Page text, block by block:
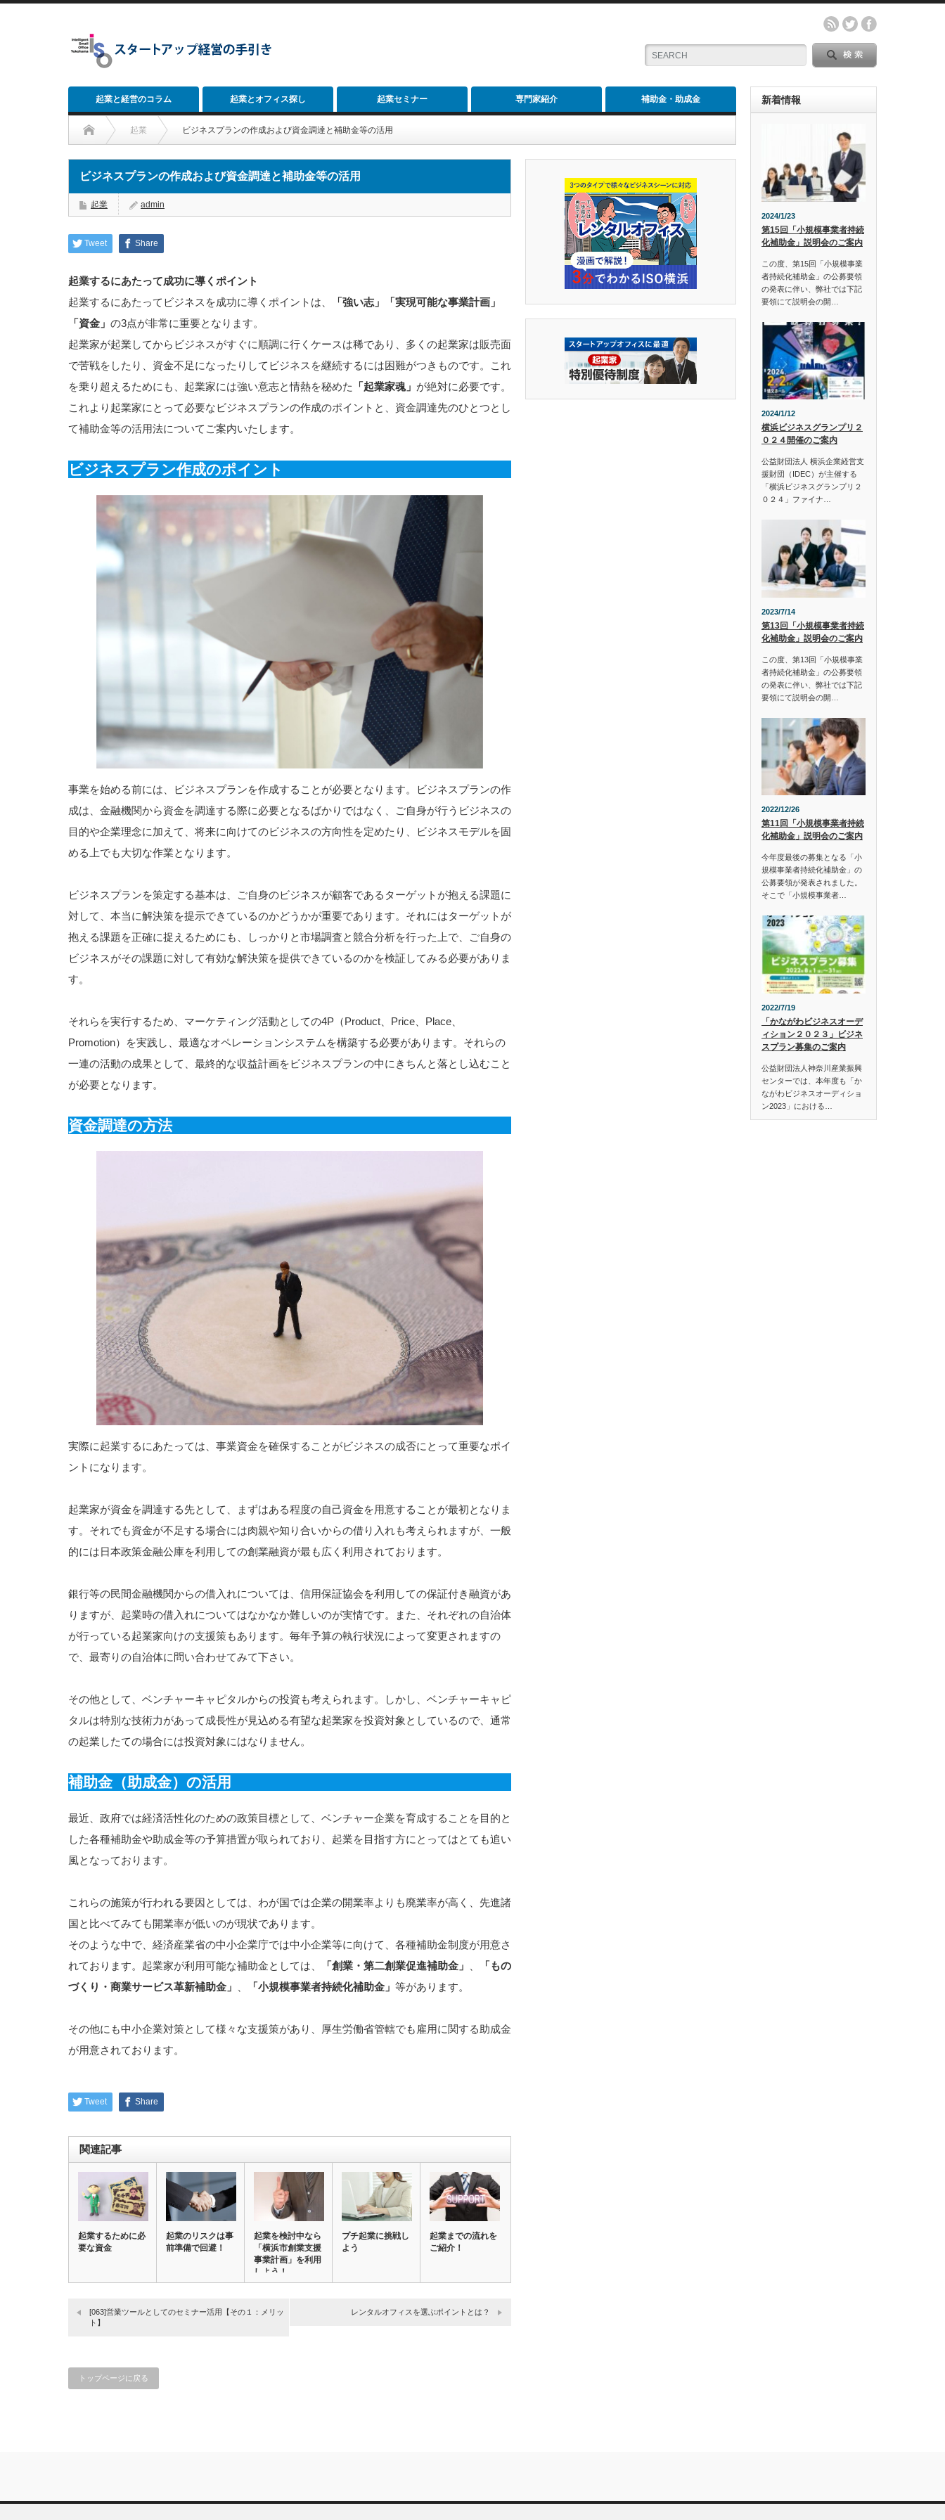
起業と経営のコラム 起業とオフィス探し 起業セミナー 専門家紹介 補助金・助成金
起業 ビジネスプランの作成および資金調達と補助金等の活用
ビジネスプランの作成および資金調達と補助金等の活用
起業 admin
Tweet Share
起業するにあたって成功に導くポイント
起業するにあたってビジネスを成功に導くポイントは、
「強い志」「実現可能な事業計画」
「資金」 の3点が非常に重要となります。
起業家が起業してからビジネスがすぐに順調に行くケースは稀であり、多くの起業家は販売面
で苦戦をしたり、資金不足になったりしてビジネスを継続するには困難がつきものです。これ
を乗り超えるためにも、起業家には強い意志と情熱を秘めた
「起業家魂」 が絶対に必要です。
これより起業家にとって必要なビジネスプランの作成のポイントと、資金調達先のひとつとし
て補助金等の活用法についてご案内いたします。
ビジネスプラン作成のポイント
事業を始める前には、ビジネスプランを作成することが必要となります。ビジネスプランの作
成は、金融機関から資金を調達する際に必要となるばかりではなく、ご自身が行うビジネスの
目的や企業理念に加えて、将来に向けてのビジネスの方向性を定めたり、ビジネスモデルを固
める上でも大切な作業となります。
ビジネスプランを策定する基本は、ご自身のビジネスが顧客であるターゲットが抱える課題に
対して、本当に解決策を提示できているのかどうかが重要であります。それにはターゲットが
抱える課題を正確に捉えるためにも、しっかりと市場調査と競合分析を行った上で、ご自身の
ビジネスがその課題に対して有効な解決策を提供できているのかを検証してみる必要がありま
す。
それらを実行するため、マーケティング活動としての4P（Product、Price、Place、
Promotion）を実践し、最適なオペレーションシステムを構築する必要があります。それらの
一連の活動の成果として、最終的な収益計画をビジネスプランの中にきちんと落とし込むこと
が必要となります。
資金調達の方法
実際に起業するにあたっては、事業資金を確保することがビジネスの成否にとって重要なポイ
ントになります。
起業家が資金を調達する先として、まずはある程度の自己資金を用意することが最初となりま
す。それでも資金が不足する場合には肉親や知り合いからの借り入れも考えられますが、一般
的には日本政策金融公庫を利用しての創業融資が最も広く利用されております。
銀行等の民間金融機関からの借入れについては、信用保証協会を利用しての保証付き融資があ
りますが、起業時の借入れについてはなかなか難しいのが実情です。また、それぞれの自治体
が行っている起業家向けの支援策もあります。毎年予算の執行状況によって変更されますの
で、最寄りの自治体に問い合わせてみて下さい。
その他として、ベンチャーキャピタルからの投資も考えられます。しかし、ベンチャーキャピ
タルは特別な技術力があって成長性が見込める有望な起業家を投資対象としているので、通常
の起業したての場合には投資対象にはなりません。
補助金（助成金）の活用
最近、政府では経済活性化のための政策目標として、ベンチャー企業を育成することを目的と
した各種補助金や助成金等の予算措置が取られており、起業を目指す方にとってはとても追い
風となっております。
これらの施策が行われる要因としては、わが国では企業の開業率よりも廃業率が高く、先進諸
国と比べてみても開業率が低いのが現状であります。
そのような中で、経済産業省の中小企業庁では中小企業等に向けて、各種補助金制度が用意さ
れております。起業家が利用可能な補助金としては、
「創業・第二創業促進補助金」
「もの
づくり・商業サービス革新補助金」
「小規模事業者持続化補助金」 等があります。
その他にも中小企業対策として様々な支援策があり、厚生労働省管轄でも雇用に関する助成金
が用意されております。
Tweet Share
関連記事
起業するために必
要な資金
起業のリスクは事
前準備で回避！
起業を検討中なら
「横浜市創業支援
事業計画」を利用
しよう！
プチ起業に挑戦し
よう
起業までの流れを
ご紹介！
[063]営業ツールとしてのセミナー活用【その１：メリッ
ト】
レンタルオフィスを選ぶポイントとは？
トップページに戻る
新着情報
2024/1/23
第15回「小規模事業者持続
化補助金」説明会のご案内
この度、第15回「小規模事業
者持続化補助金」の公募要領
の発表に伴い、弊社では下記
要領にて説明会の開…
2024/1/12
横浜ビジネスグランプリ２
０２４開催のご案内
公益財団法人 横浜企業経営支
援財団（IDEC）が主催する
「横浜ビジネスグランプリ２
０２４」ファイナ…
2023/7/14
第13回「小規模事業者持続
化補助金」説明会のご案内
この度、第13回「小規模事業
者持続化補助金」の公募要領
の発表に伴い、弊社では下記
要領にて説明会の開…
2022/12/26
第11回「小規模事業者持続
化補助金」説明会のご案内
今年度最後の募集となる「小
規模事業者持続化補助金」の
公募要領が発表されました。
そこで「小規模事業者…
2022/7/19
「かながわビジネスオーデ
ィション２０２３」ビジネ
スプラン募集のご案内
公益財団法人神奈川産業振興
センターでは、本年度も「か
ながわビジネスオーディショ
ン2023」における…